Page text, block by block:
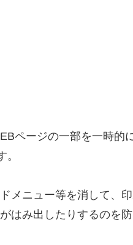
ページの一部を一時的
。
メニュー等を消して、
はみ出したりするのを